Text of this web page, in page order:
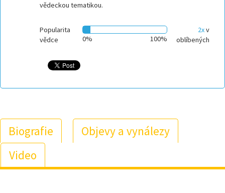
vědeckou tematikou.
Popularita
vědce
0% 100%
2xv
oblíbených
Biografie
Objevy a vynálezy
Video